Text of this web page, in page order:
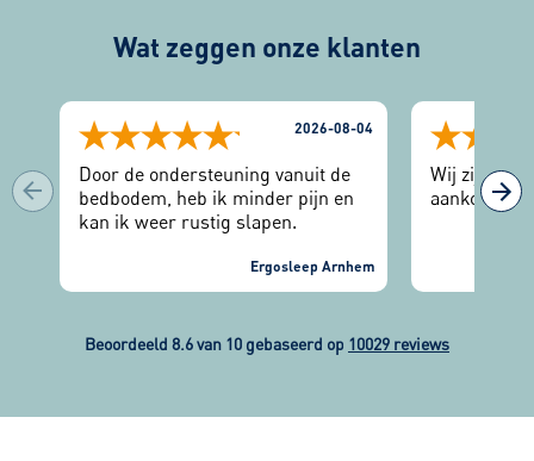
Wat zeggen onze klanten
2026-08-04
Door de ondersteuning vanuit de
bedbodem, heb ik minder pijn en
kan ik weer rustig slapen.
Ergosleep Arnhem
Wij zijn
aankoop.
Beoordeeld 8.6 van 10 gebaseerd op 10029 reviews